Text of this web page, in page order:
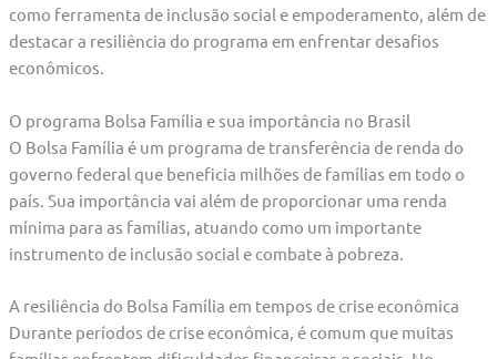
como ferramenta de inclusão social e empoderamento, além de
destacar a resiliência do programa em enfrentar desafios
econômicos.
O programa Bolsa Família e sua importância no Brasil
O Bolsa Família é um programa de transferência de renda do
governo federal que beneficia milhões de famílias em todo o
país. Sua importância vai além de proporcionar uma renda
mínima para as famílias, atuando como um importante
instrumento de inclusão social e combate à pobreza.
A resiliência do Bolsa Família em tempos de crise econômica
Durante períodos de crise econômica, é comum que muitas